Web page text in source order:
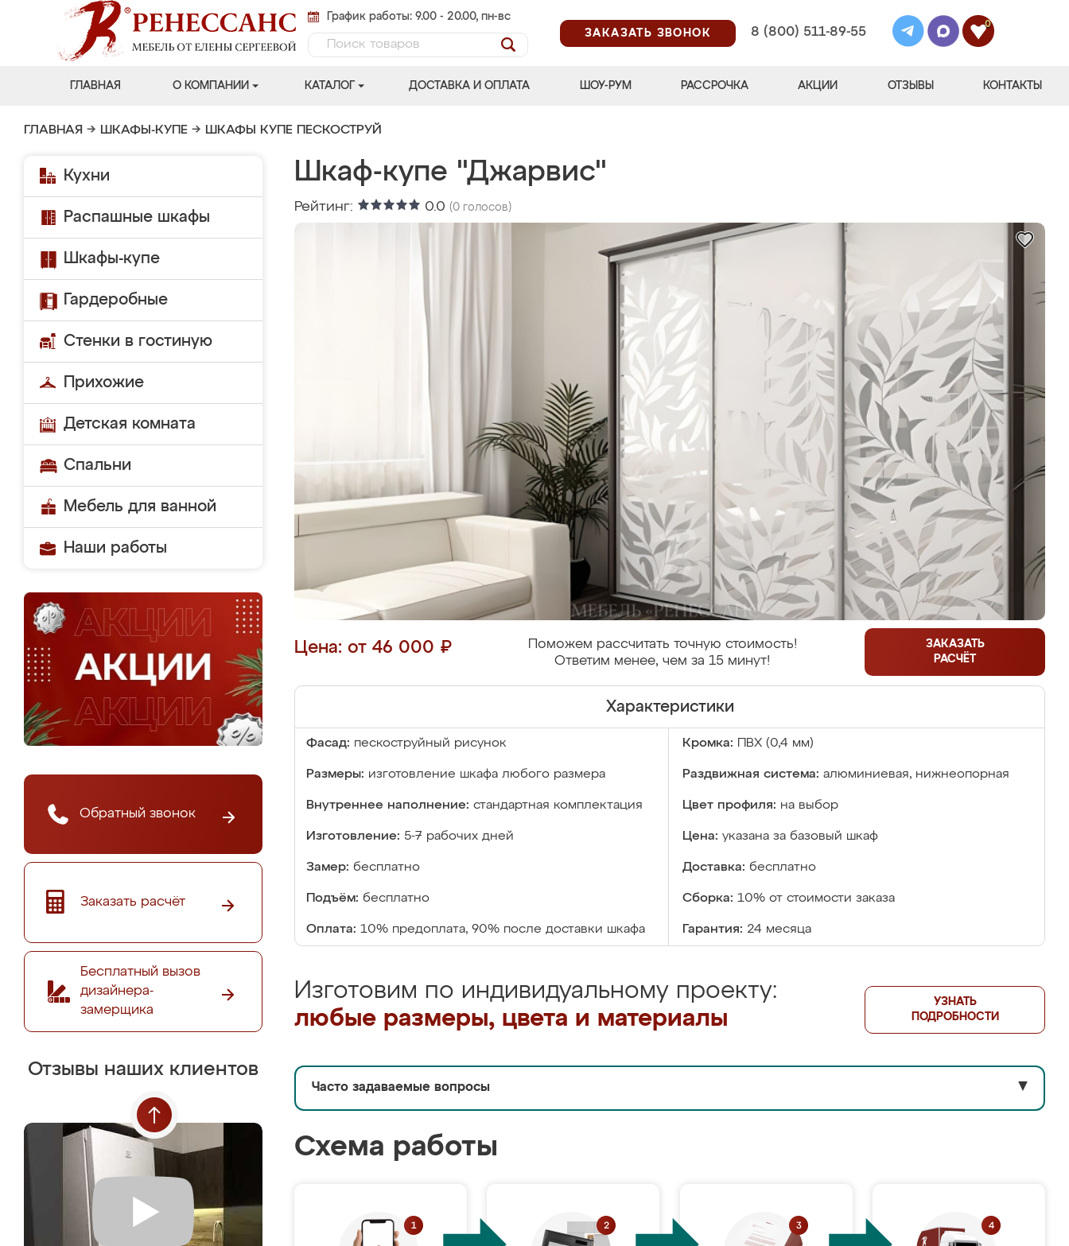
График работы: 9.00 - 20.00, пн-вс
ЗАКАЗАТЬ ЗВОНОК
8 (800) 511-89-55
0
ГЛАВНАЯ О КОМПАНИИ КАТАЛОГ ДОСТАВКА И ОПЛАТА ШОУ-РУМ РАССРОЧКА АКЦИИ ОТЗЫВЫ КОНТАКТЫ
ГЛАВНАЯ → ШКАФЫ-КУПЕ → ШКАФЫ КУПЕ ПЕСКОСТРУЙ
Кухни
Распашные шкафы
Шкафы-купе
Гардеробные
Стенки в гостиную
Прихожие
Детская комната
Спальни
Мебель для ванной
Наши работы
Обратный звонок
Заказать расчёт
Бесплатный вызов
дизайнера-
замерщика
Отзывы наших клиентов
Шкаф-купе "Джарвис"
Рейтинг: 0.0 (0 голосов)
Цена: от 46 000 ₽
Поможем рассчитать точную стоимость!
Ответим менее, чем за 15 минут!
ЗАКАЗАТЬ
РАСЧЁТ
Характеристики
Фасад: пескоструйный рисунок Кромка: ПВХ (0,4 мм)
Размеры: изготовление шкафа любого размера Раздвижная система: алюминиевая, нижнеопорная
Внутреннее наполнение: стандартная комплектация Цвет профиля: на выбор
Изготовление: 5-7 рабочих дней Цена: указана за базовый шкаф
Замер: бесплатно Доставка: бесплатно
Подъём: бесплатно Сборка: 10% от стоимости заказа
Оплата: 10% предоплата, 90% после доставки шкафа Гарантия: 24 месяца
Изготовим по индивидуальному проекту:
любые размеры, цвета и материалы
УЗНАТЬ
ПОДРОБНОСТИ
Часто задаваемые вопросы ▼
Схема работы